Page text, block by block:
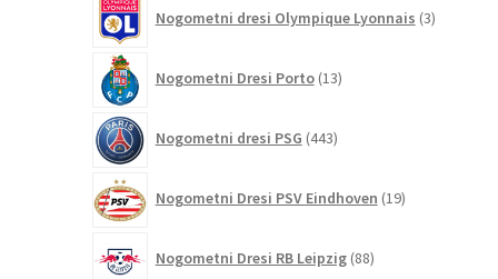
Nogometni dresi Olympique Lyonnais 3izdelki
Nogometni Dresi Porto 13izdelkov
Nogometni dresi PSG 443izdelkov
Nogometni Dresi PSV Eindhoven 19izdelkov
Nogometni Dresi RB Leipzig 88izdelkov